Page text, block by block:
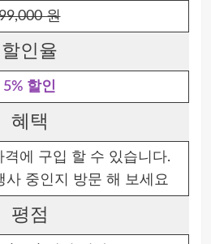
원
할인율
5% 할인
혜택
격에 구입 할 수 있습니다.
사 중인지 방문 해 보세요
평점